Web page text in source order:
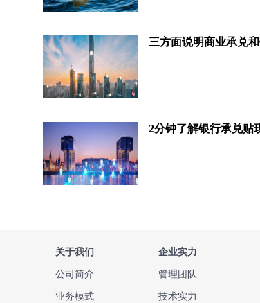
关于我们
公司简介
业务模式
企业实力
管理团队
技术实力